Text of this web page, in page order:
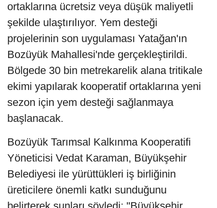
ortaklarına ücretsiz veya düşük maliyetli
şekilde ulaştırılıyor. Yem desteği
projelerinin son uygulaması Yatağan'ın
Bozüyük Mahallesi'nde gerçekleştirildi.
Bölgede 30 bin metrekarelik alana tritikale
ekimi yapılarak kooperatif ortaklarına yeni
sezon için yem desteği sağlanmaya
başlanacak.
Bozüyük Tarımsal Kalkınma Kooperatifi
Yöneticisi Vedat Karaman, Büyükşehir
Belediyesi ile yürüttükleri iş birliğinin
üreticilere önemli katkı sunduğunu